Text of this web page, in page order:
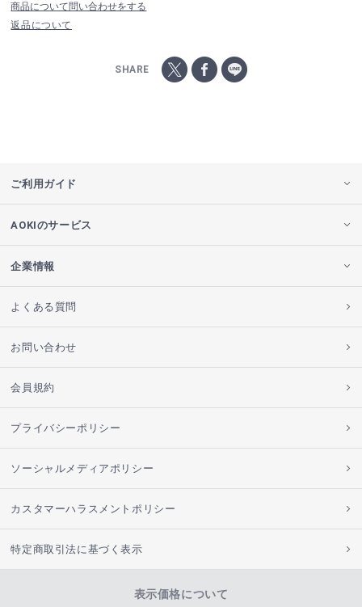
商品について問い合わせをする
返品について
SHARE
ご利用ガイド
AOKIのサービス
企業情報
よくある質問
お問い合わせ
会員規約
プライバシーポリシー
ソーシャルメディアポリシー
カスタマーハラスメントポリシー
特定商取引法に基づく表示
表示価格について